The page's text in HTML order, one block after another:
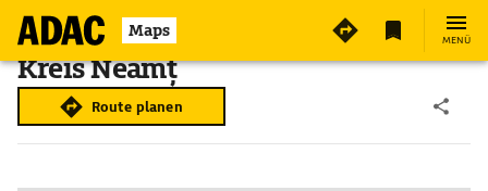
Maps MENÜ
Kreis Neamț
Route planen